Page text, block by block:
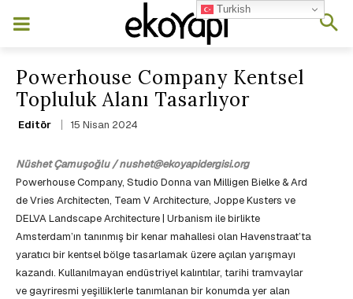
Powerhouse Company Kentsel
Topluluk Alanı Tasarlıyor
Editör 15 Nisan 2024
Nüshet Çamuşoğlu / nushet@ekoyapidergisi.org
Powerhouse Company, Studio Donna van Milligen Bielke & Ard
de Vries Architecten, Team V Architecture, Joppe Kusters ve
DELVA Landscape Architecture | Urbanism ile birlikte
Amsterdam’ın tanınmış bir kenar mahallesi olan Havenstraat’ta
yaratıcı bir kentsel bölge tasarlamak üzere açılan yarışmayı
kazandı. Kullanılmayan endüstriyel kalıntılar, tarihi tramvaylar
ve gayriresmi yeşilliklerle tanımlanan bir konumda yer alan
Turkish